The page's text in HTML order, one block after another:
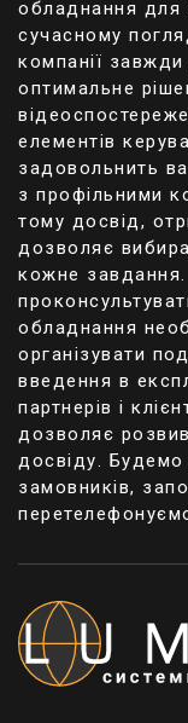
Про ступінь
свідчить
міжнародних
характеристики
можна
умов і
переживаючи
Додаткові
Для
клавіатури
звуковими.
Світлодіоди,
колір
із зеленого на
настроювання
Дуже
обладнання для
сучасному
компанії
оптимальне
елементів
задовольнить
з профільними
тому досвід,
дозволяє
кожне
обладнання
організувати
введення в
партнерів і
дозволяє
досвіду.
замовників,